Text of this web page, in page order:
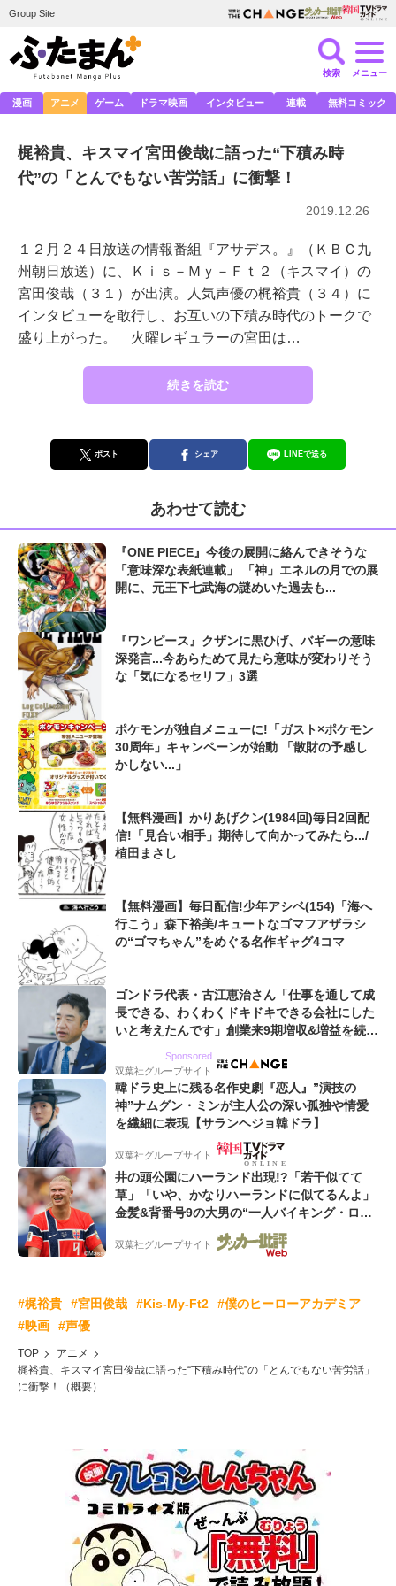
Group Site
検索 メニュー
漫画 アニメ ゲーム ドラマ映画 インタビュー 連載 無料コミック
梶裕貴、キスマイ宮田俊哉に語った“下積み時
代”の「とんでもない苦労話」に衝撃！
2019.12.26
１２月２４日放送の情報番組『アサデス。』（ＫＢＣ九
州朝日放送）に、Ｋｉｓ－Ｍｙ－Ｆｔ２（キスマイ）の
宮田俊哉（３１）が出演。人気声優の梶裕貴（３４）に
インタビューを敢行し、お互いの下積み時代のトークで
盛り上がった。 火曜レギュラーの宮田は…
続きを読む
ポスト シェア LINEで送る
あわせて読む
『ONE PIECE』今後の展開に絡んできそうな
「意味深な表紙連載」 「神」エネルの月での展
開に、元王下七武海の謎めいた過去も...
『ワンピース』クザンに黒ひげ、バギーの意味
深発言...今あらためて見たら意味が変わりそう
な「気になるセリフ」3選
ポケモンが独自メニューに!「ガスト×ポケモン
30周年」キャンペーンが始動 「散財の予感し
かしない...」
【無料漫画】かりあげクン(1984回)毎日2回配
信!「見合い相手」期待して向かってみたら.../
植田まさし
【無料漫画】毎日配信!少年アシベ(154)「海へ
行こう」森下裕美/キュートなゴマフアザラシ
の“ゴマちゃん”をめぐる名作ギャグ4コマ
ゴンドラ代表・古江恵治さん「仕事を通して成
長できる、わくわくドキドキできる会社にした
いと考えたんです」創業来9期増収&増益を続け
Sponsored
双葉社グループサイト
韓ドラ史上に残る名作史劇『恋人』”演技の
神”ナムグン・ミンが主人公の深い孤独や情愛
を繊細に表現【サランヘジョ韓ドラ】
双葉社グループサイト
井の頭公園にハーランド出現!?「若干似てて
草」「いや、かなりハーランドに似てるんよ」
金髪&背番号9の大男の“一人バイキング・ロ
ー”映像が話題!「元気をもらった」
双葉社グループサイト
#梶裕貴 #宮田俊哉 #Kis-My-Ft2
#僕のヒーローアカデミア
#映画
#声優
TOP
アニメ
梶裕貴、キスマイ宮田俊哉に語った“下積み時代”の「とんでもない苦労話」
に衝撃！（概要）